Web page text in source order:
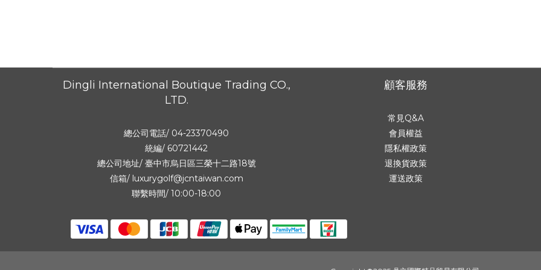
Dingli International Boutique Trading CO.,
LTD.
總公司電話/ 04-23370490
統編/ 60721442
總公司地址/ 臺中市烏日區三榮十二路18號
信箱/ luxurygolf@jcntaiwan.com
聯繫時間/ 10:00-18:00
顧客服務
常見Q&A
會員權益
隱私權政策
退換貨政策
運送政策